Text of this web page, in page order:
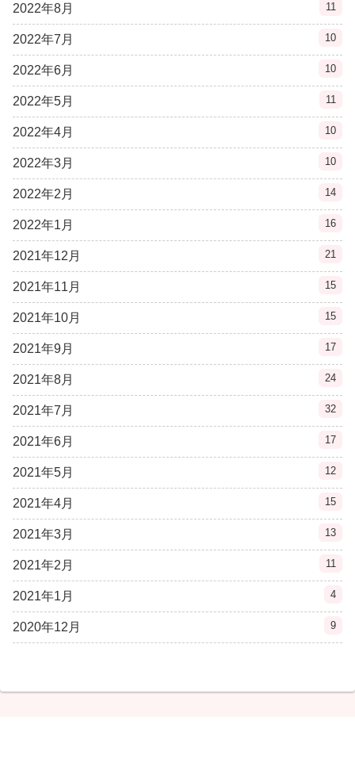
2022年8月 11
2022年7月 10
2022年6月 10
2022年5月 11
2022年4月 10
2022年3月 10
2022年2月 14
2022年1月 16
2021年12月 21
2021年11月 15
2021年10月 15
2021年9月 17
2021年8月 24
2021年7月 32
2021年6月 17
2021年5月 12
2021年4月 15
2021年3月 13
2021年2月 11
2021年1月 4
2020年12月 9